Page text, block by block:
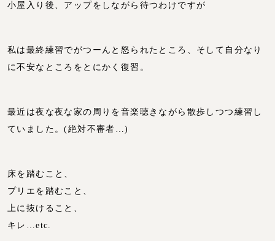
小屋入り後、アップをしながら待つわけですが
私は最終練習でがつーんと怒られたところ、そして自分なり
に不安なところをとにかく復習。
最近は夜な夜な家の周りを音楽聴きながら散歩しつつ練習し
ていました。(絶対不審者…)
床を踏むこと、
プリエを踏むこと、
上に抜けること、
キレ…etc.